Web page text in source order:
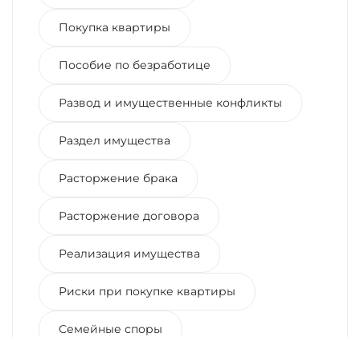
Покупка квартиры
Пособие по безработице
Развод и имущественные конфликты
Раздел имущества
Расторжение брака
Расторжение договора
Реализация имущества
Риски при покупке квартиры
Семейные споры